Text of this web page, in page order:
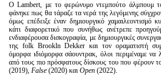
Ο Lambert, με το φερώνυμο ντεμπούτο άλμπουμ
φάνηκε πως θα τάραζε τα νερά της λεγόμενης
όμως επέδειξε έναν δημιουργικό χαμαιλεοντισμό
κάτι διαφορετικό που συνήθως ανέτρεπε
ενδιαφέρουσα δισκογραφία, με δημιουργικές
της folk Brookln Dekker και τον οραματιστή
όμορφα ιδιόμορφα σάουντρακ, όλοι περιμέναμε
από τους πιο πρόσφατους δίσκους του που φέρουν
(2019), False (2020) και Open (2022).